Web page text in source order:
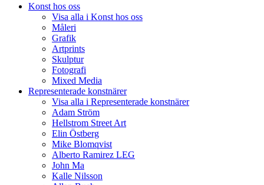
Konst hos oss
Visa alla i Konst hos oss
Måleri
Grafik
Artprints
Skulptur
Fotografi
Mixed Media
Representerade konstnärer
Visa alla i Representerade konstnärer
Adam Ström
Hellstrom Street Art
Elin Östberg
Mike Blomqvist
Alberto Ramirez LEG
John Ma
Kalle Nilsson